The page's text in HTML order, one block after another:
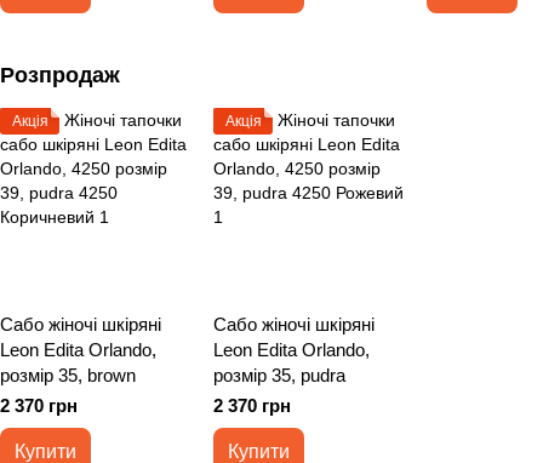
Розпродаж
Акція
Сабо жіночі шкіряні
Leon Edita Orlando,
розмір 35, brown
2 370 грн
Купити
Акція
Сабо жіночі шкіряні
Leon Edita Orlando,
розмір 35, pudra
2 370 грн
Купити